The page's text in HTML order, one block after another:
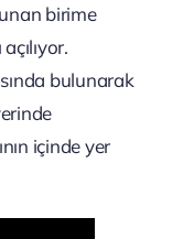
birime
bulunarak
içinde yer